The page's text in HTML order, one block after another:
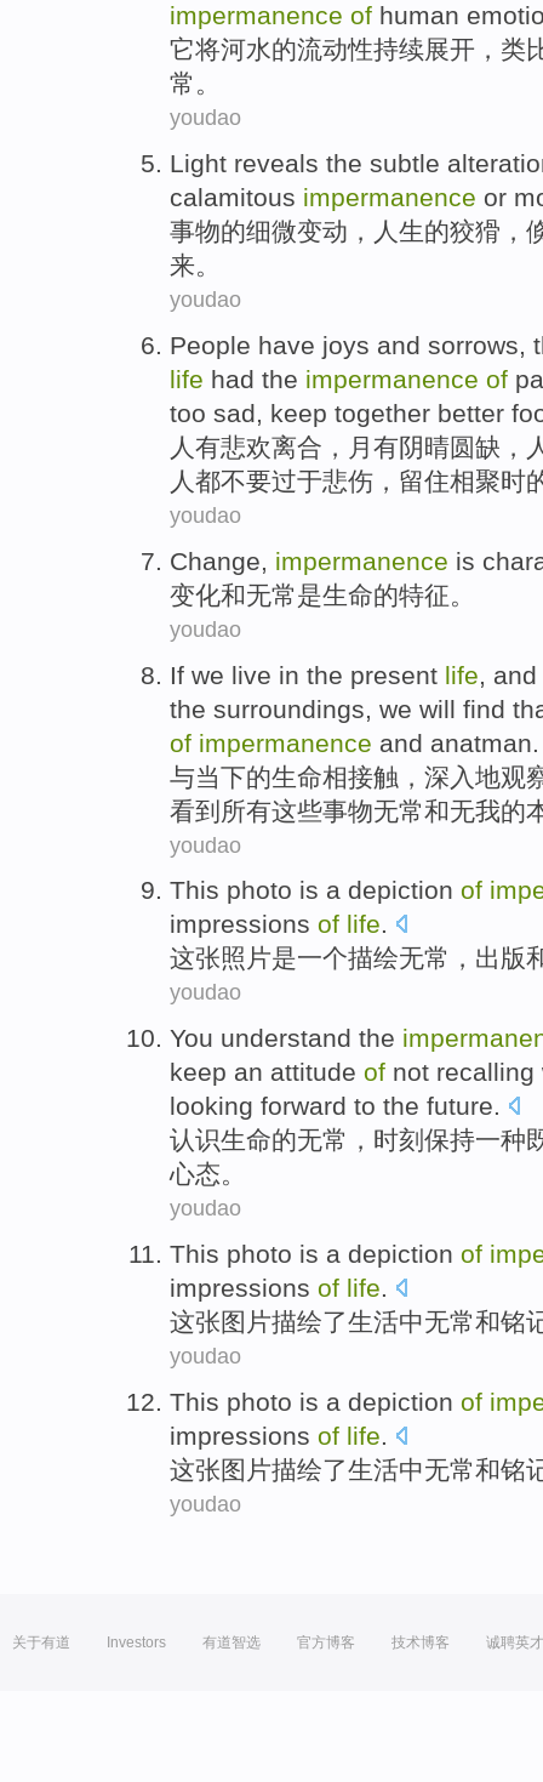
impermanence of human
它将河水的流动性持续展开， 类
常 。
youdao
Light reveals the subtle
calamitous impermanence or
事物的细微变动 ， 人生的狡猾 ，
来。
youdao
People have joys and sorrows,
life had the impermanence of
too sad, keep together better
人 有悲欢离合， 月 有阴晴圆缺 ，
人都不要过于悲伤 ， 留住相聚时
youdao
Change, impermanence is
变化和无常是生命的特征。
youdao
If we live in the present life ,
the surroundings we will find
of impermanence and anatman.
与当下的生命相接触， 深入地观
看到 所有这些事物无常和无我的
youdao
This photo is a depiction of
impressions of life.
这张照片是一个描绘无常 ，出版
youdao
You understand the
keep an attitude of not recalling
looking forward to the future.
认识生命的无常 ， 时刻 保持一种
心态。
youdao
This photo is a depiction of
impressions of life.
这张图片描绘了生活中无常和铭
youdao
This photo is a depiction of
impressions of life.
这张图片描绘了生活中无常和铭
youdao
关于有道 Investors 有道智选 官方博客 技术博客 诚聘英才